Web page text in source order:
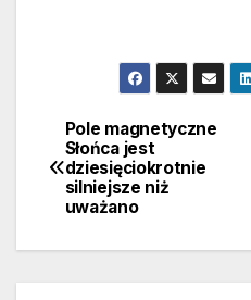
Nawigacja
wpisu
Pole magnetyczne
Słońca jest
dziesięciokrotnie
silniejsze niż
uważano